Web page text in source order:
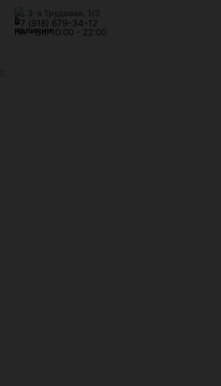
ул. 3-я Трудовая, 1/3
+7 (918) 679-34-12
Пн - Вс: 10:00 - 22:00